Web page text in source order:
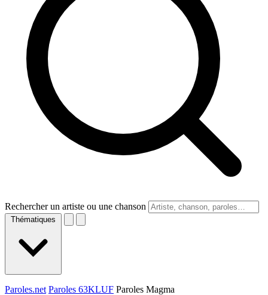
Rechercher un artiste ou une chanson
Thématiques
Paroles.net Paroles 63KLUF Paroles Magma